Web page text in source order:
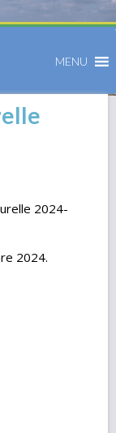
MENU
2024-
2024.